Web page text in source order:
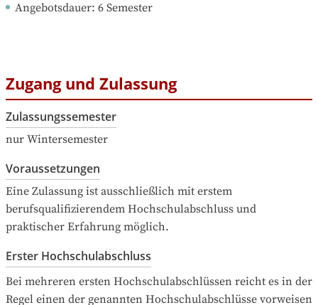
Angebotsdauer: 6 Semester
Zugang und Zulassung
Zulassungssemester
nur Wintersemester
Voraussetzungen
Eine Zulassung ist ausschließlich mit erstem
berufsqualifizierendem Hochschulabschluss und
praktischer Erfahrung möglich.
Erster Hochschulabschluss
Bei mehreren ersten Hochschulabschlüssen reicht es in der
Regel einen der genannten Hochschulabschlüsse vorweisen